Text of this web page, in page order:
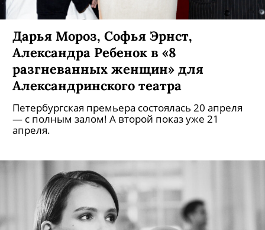
Дарья Мороз, Софья Эрнст,
Александра Ребенок в «8
разгневанных женщин» для
Александринского театра
Петербургская премьера состоялась 20 апреля
— с полным залом! А второй показ уже 21
апреля.